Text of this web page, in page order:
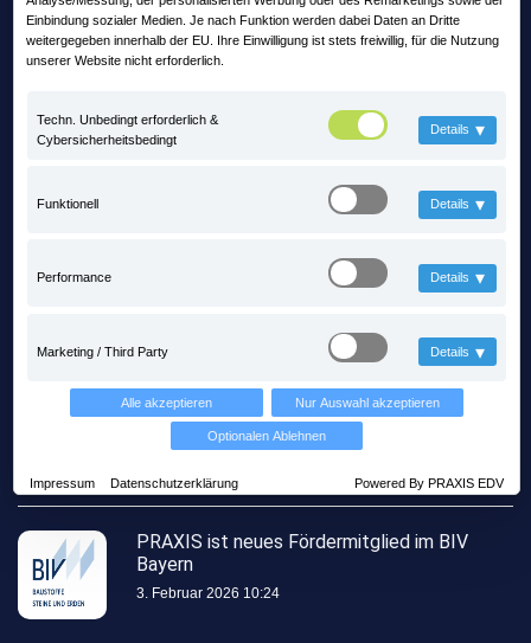
Einbindung sozialer Medien. Je nach Funktion werden dabei Daten an Dritte
weitergegeben innerhalb der EU. Ihre Einwilligung ist stets freiwillig, für die Nutzung
unserer Website nicht erforderlich.
Techn. Unbedingt erforderlich &
Cybersicherheitsbedingt
Details ▾
Funktionell Details ▾
Performance Details ▾
Marketing / Third Party Details ▾
Alle akzeptieren Nur Auswahl akzeptieren
Optionalen Ablehnen
Impressum Datenschutzerklärung Powered By PRAXIS EDV
Email:
info@praxis-edv.de
Mit PRAXIS auf Zeitreise mitten im
Steinbruch - steinexpo 2026
PRAXIS ist neues Fördermitglied im BIV
Bayern
3. Februar 2026 10:24